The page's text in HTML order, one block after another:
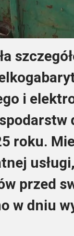
i
roku.
przed
w dniu